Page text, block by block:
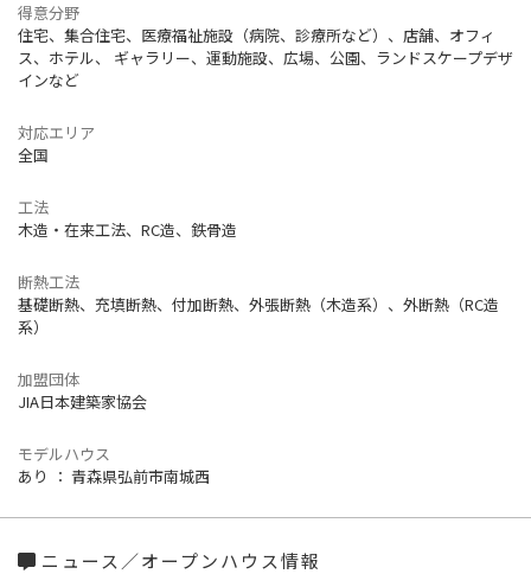
得意分野
住宅、集合住宅、医療福祉施設（病院、診療所など）、店舗、オフィ
ス、ホテル、 ギャラリー、運動施設、広場、公園、ランドスケープデザ
インなど
対応エリア
全国
工法
木造・在来工法、RC造、鉄骨造
断熱工法
基礎断熱、充填断熱、付加断熱、外張断熱（木造系）、外断熱（RC造
系）
加盟団体
JIA日本建築家協会
モデルハウス
あり ： 青森県弘前市南城西
ニュース／オープンハウス情報